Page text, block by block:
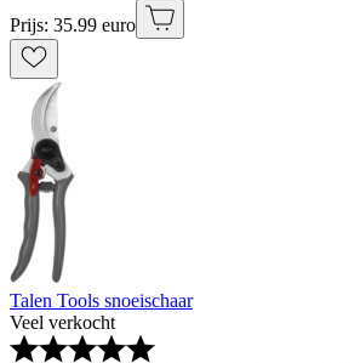
Prijs: 35.99 euro
Talen Tools snoeischaar
Veel verkocht